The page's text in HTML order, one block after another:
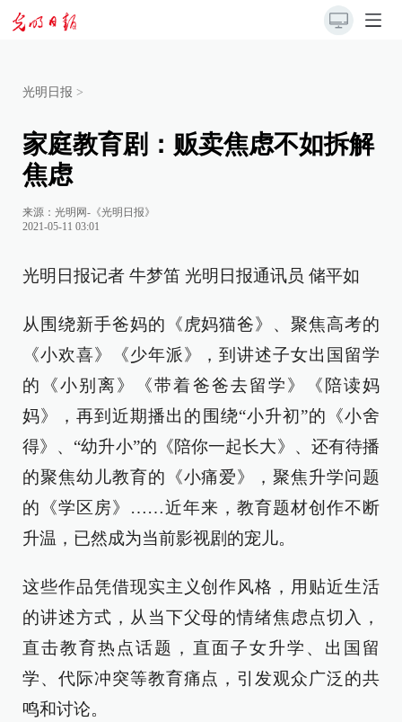
光明日报 >
家庭教育剧：贩卖焦虑不如拆解
焦虑
来源： 光明网-《光明日报》
2021-05-11 03:01
光明日报记者 牛梦笛 光明日报通讯员 储平如
从围绕新手爸妈的《虎妈猫爸》、聚焦高考的
《小欢喜》《少年派》，到讲述子女出国留学
的《小别离》《带着爸爸去留学》《陪读妈
妈》，再到近期播出的围绕“小升初”的《小舍
得》、“幼升小”的《陪你一起长大》、还有待播
的聚焦幼儿教育的《小痛爱》，聚焦升学问题
的《学区房》……近年来，教育题材创作不断
升温，已然成为当前影视剧的宠儿。
这些作品凭借现实主义创作风格，用贴近生活
的讲述方式，从当下父母的情绪焦虑点切入，
直击教育热点话题，直面子女升学、出国留
学、代际冲突等教育痛点，引发观众广泛的共
鸣和讨论。